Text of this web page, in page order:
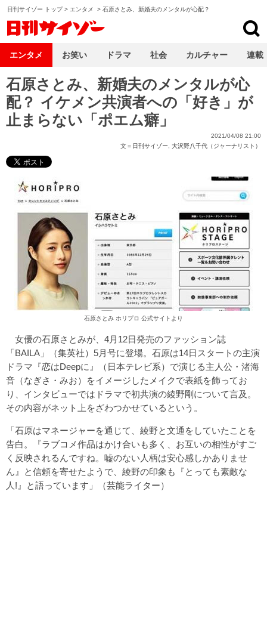
日刊サイゾー トップ> エンタメ > 石原さとみ、新婚夫のメンタルが心配？
石原さとみ、新婚夫のメンタルが心
配？ イケメン共演者への「好き」が
止まらない「ポエム癖」
2021/04/08 21:00
文＝ 日刊サイゾー 大沢野八千代（ジャーナリスト）
石原さとみ ホリプロ 公式サイトより
女優の石原さとみが、4月12日発売のファッション誌
「BAILA」（集英社）5月号に登場。石原は14日スタートの主演
ドラマ『恋はDeepに』（日本テレビ系）で演じる主人公・渚海
音（なぎさ・みお）をイメージしたメイクで表紙を飾ってお
り、インタビューではドラマで初共演の綾野剛について言及。
その内容がネット上をざわつかせているという。
「石原はマネージャーを通じて、綾野と文通をしていたことを
告白。『ラブコメ作品はかけ合いも多く、お互いの相性がすご
く反映されるんですね。嘘のない人柄は安心感しかありませ
ん』と信頼を寄せたようで、綾野の印象も『とっても素敵な
人!』と語っています」（芸能ライター）
エンタメ お笑い ドラマ 社会 カルチャー 連載